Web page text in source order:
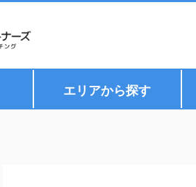
エリアから探す